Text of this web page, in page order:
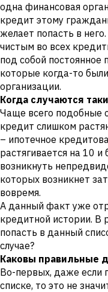
одна финансовая
кредит этому
желает попасть в
чистым во всех
под собой постоянное
которые когда-то
организации.
Когда случаются
Чаще всего подобные
кредит слишком
– ипотечное
растягивается на 10 и
возникнуть
которых возникнет
вовремя.
А данный факт уже
кредитной истории. В
попасть в данный
случае?
Каковы правильные
Во-первых, даже если
списке, то это не